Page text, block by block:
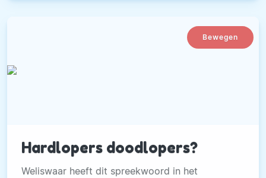
Bewegen
Hardlopers doodlopers?
Weliswaar heeft dit spreekwoord in het